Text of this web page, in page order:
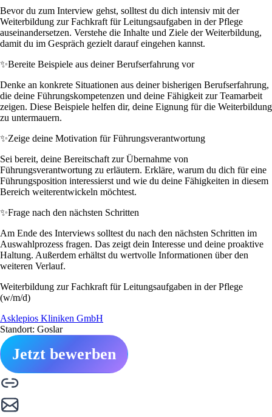
Bevor du zum Interview gehst, solltest du dich intensiv mit der
Weiterbildung zur Fachkraft für Leitungsaufgaben in der Pflege
auseinandersetzen. Verstehe die Inhalte und Ziele der Weiterbildung,
damit du im Gespräch gezielt darauf eingehen kannst.
✨Bereite Beispiele aus deiner Berufserfahrung vor
Denke an konkrete Situationen aus deiner bisherigen Berufserfahrung,
die deine Führungskompetenzen und deine Fähigkeit zur Teamarbeit
zeigen. Diese Beispiele helfen dir, deine Eignung für die Weiterbildung
zu untermauern.
✨Zeige deine Motivation für Führungsverantwortung
Sei bereit, deine Bereitschaft zur Übernahme von
Führungsverantwortung zu erläutern. Erkläre, warum du dich für eine
Führungsposition interessierst und wie du deine Fähigkeiten in diesem
Bereich weiterentwickeln möchtest.
✨Frage nach den nächsten Schritten
Am Ende des Interviews solltest du nach den nächsten Schritten im
Auswahlprozess fragen. Das zeigt dein Interesse und deine proaktive
Haltung. Außerdem erhältst du wertvolle Informationen über den
weiteren Verlauf.
Weiterbildung zur Fachkraft für Leitungsaufgaben in der Pflege
(w/m/d)
Asklepios Kliniken GmbH
Standort: Goslar
Jetzt bewerben